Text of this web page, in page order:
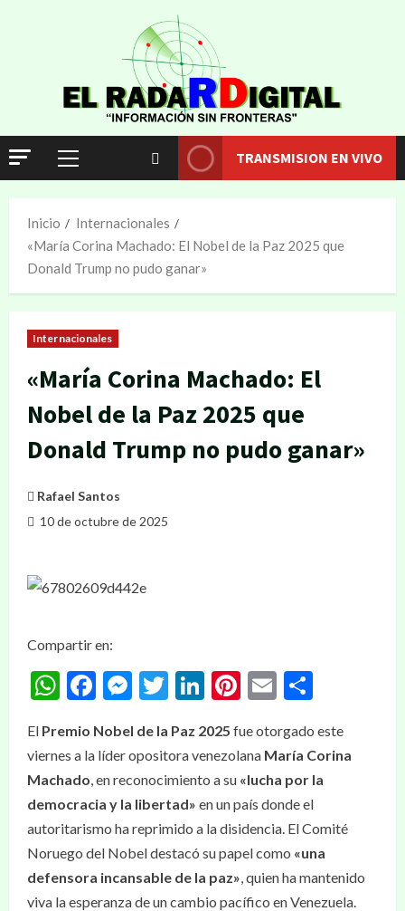
TRANSMISION EN VIVO
Inicio
Internacionales
«María Corina Machado: El Nobel de la Paz 2025 que
Donald Trump no pudo ganar»
Internacionales
«María Corina Machado: El
Nobel de la Paz 2025 que
Donald Trump no pudo ganar»
Rafael Santos
10 de octubre de 2025
Compartir en:
WhatsApp
Facebook
Messenger
Twitter
LinkedIn
Pinterest
Email
El Premio Nobel de la Paz 2025 fue otorgado este
viernes a la líder opositora venezolana María Corina
Machado, en reconocimiento a su «lucha por la
democracia y la libertad» en un país donde el
autoritarismo ha reprimido a la disidencia. El Comité
Noruego del Nobel destacó su papel como «una
defensora incansable de la paz», quien ha mantenido
viva la esperanza de un cambio pacífico en Venezuela.